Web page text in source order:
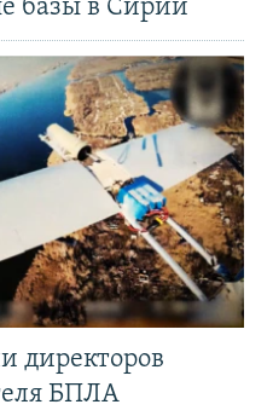
базы в Сирии
директоров
БПЛА